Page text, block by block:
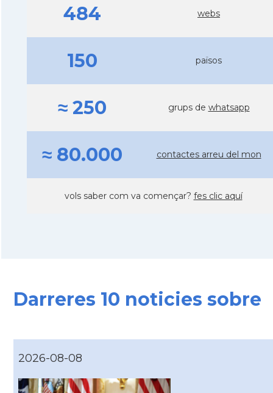
484 webs
150 països
≈ 250 grups de whatsapp
≈ 80.000 contactes arreu del mon
vols saber com va començar? fes clic aquí
Darreres 10 noticies sobre
2026-08-08